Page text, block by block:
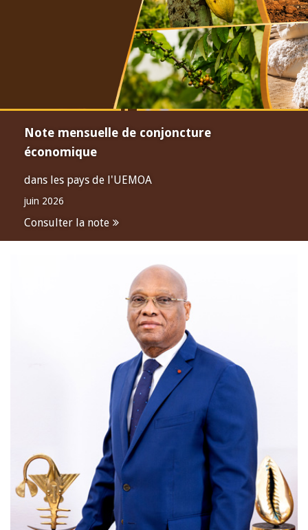
Note mensuelle de conjoncture
économique
dans les pays de l'UEMOA
juin 2026
Consulter la note